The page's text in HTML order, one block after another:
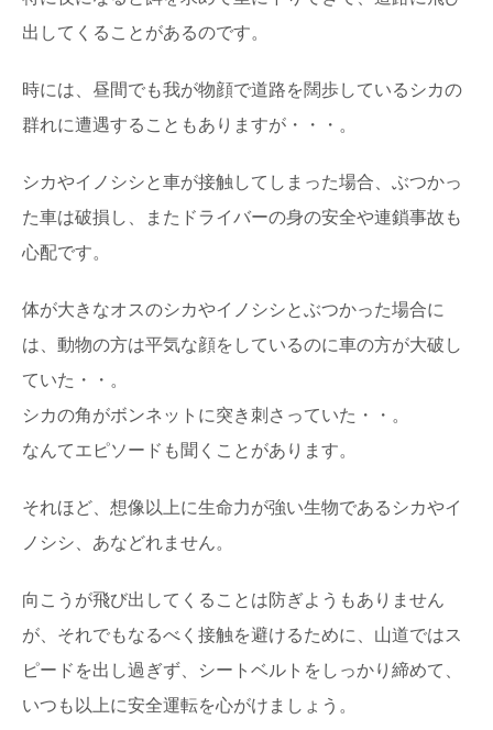
出してくることがあるのです。
時には、昼間でも我が物顔で道路を闊歩しているシカの
群れに遭遇することもありますが・・・。
シカやイノシシと車が接触してしまった場合、ぶつかっ
た車は破損し、またドライバーの身の安全や連鎖事故も
心配です。
体が大きなオスのシカやイノシシとぶつかった場合に
は、動物の方は平気な顔をしているのに車の方が大破し
ていた・・。
シカの角がボンネットに突き刺さっていた・・。
なんてエピソードも聞くことがあります。
それほど、想像以上に生命力が強い生物であるシカやイ
ノシシ、あなどれません。
向こうが飛び出してくることは防ぎようもありません
が、それでもなるべく接触を避けるために、山道ではス
ピードを出し過ぎず、シートベルトをしっかり締めて、
いつも以上に安全運転を心がけましょう。